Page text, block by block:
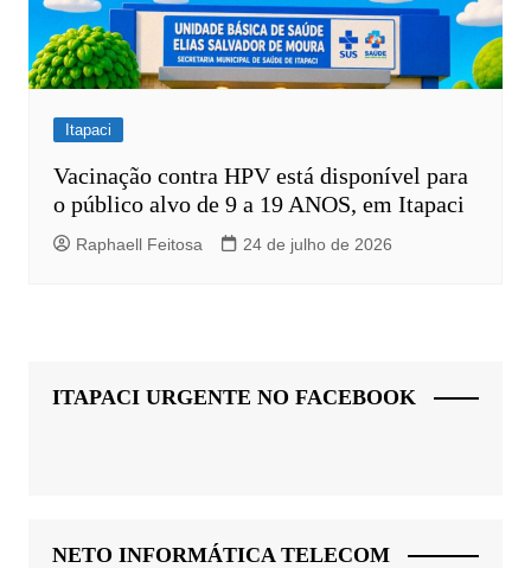
Itapaci
Vacinação contra HPV está disponível para
o público alvo de 9 a 19 ANOS, em Itapaci
Raphaell Feitosa 24 de julho de 2026
ITAPACI URGENTE NO FACEBOOK
NETO INFORMÁTICA TELECOM